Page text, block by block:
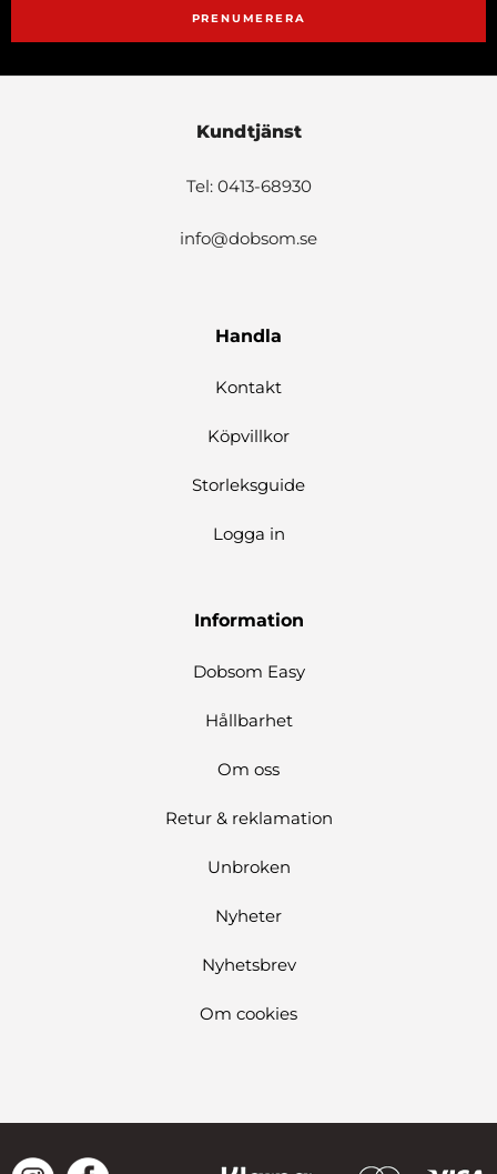
PRENUMERERA
Kundtjänst
Tel: 0413-68930
info@dobsom.se
Handla
Kontakt
Köpvillkor
Storleksguide
Logga in
Information
Dobsom Easy
Hållbarhet
Om oss
Retur & reklamation
Unbroken
Nyheter
Nyhetsbrev
Om cookies